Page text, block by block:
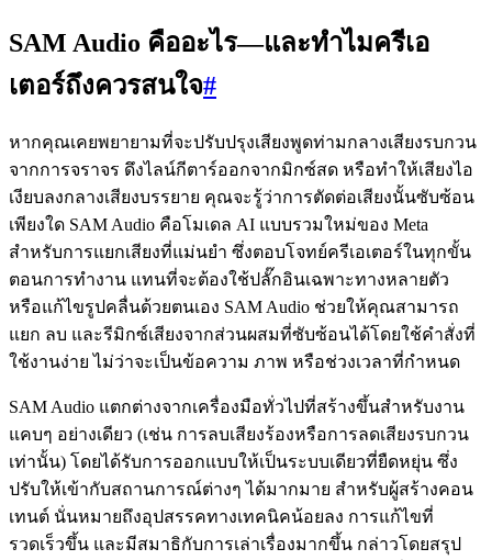
SAM Audio คืออะไร—และทำไมครีเอ
เตอร์ถึงควรสนใจ#
หากคุณเคยพยายามที่จะปรับปรุงเสียงพูดท่ามกลางเสียงรบกวน
จากการจราจร ดึงไลน์กีตาร์ออกจากมิกซ์สด หรือทำให้เสียงไอ
เงียบลงกลางเสียงบรรยาย คุณจะรู้ว่าการตัดต่อเสียงนั้นซับซ้อน
เพียงใด SAM Audio คือโมเดล AI แบบรวมใหม่ของ Meta
สำหรับการแยกเสียงที่แม่นยำ ซึ่งตอบโจทย์ครีเอเตอร์ในทุกขั้น
ตอนการทำงาน แทนที่จะต้องใช้ปลั๊กอินเฉพาะทางหลายตัว
หรือแก้ไขรูปคลื่นด้วยตนเอง SAM Audio ช่วยให้คุณสามารถ
แยก ลบ และรีมิกซ์เสียงจากส่วนผสมที่ซับซ้อนได้โดยใช้คำสั่งที่
ใช้งานง่าย ไม่ว่าจะเป็นข้อความ ภาพ หรือช่วงเวลาที่กำหนด
SAM Audio แตกต่างจากเครื่องมือทั่วไปที่สร้างขึ้นสำหรับงาน
แคบๆ อย่างเดียว (เช่น การลบเสียงร้องหรือการลดเสียงรบกวน
เท่านั้น) โดยได้รับการออกแบบให้เป็นระบบเดียวที่ยืดหยุ่น ซึ่ง
ปรับให้เข้ากับสถานการณ์ต่างๆ ได้มากมาย สำหรับผู้สร้างคอน
เทนต์ นั่นหมายถึงอุปสรรคทางเทคนิคน้อยลง การแก้ไขที่
รวดเร็วขึ้น และมีสมาธิกับการเล่าเรื่องมากขึ้น กล่าวโดยสรุป